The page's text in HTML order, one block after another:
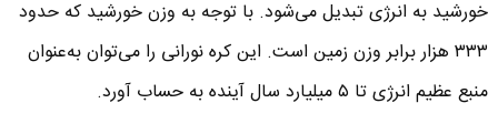
خورشید به انرژی تبدیل می‌شود. با توجه به وزن خورشید که حدود
۳۳۳ هزار برابر وزن زمین است. این کره نورانی را می‌توان به‌عنوان
منبع عظیم انرژی تا ۵ میلیارد سال آینده به حساب آورد.